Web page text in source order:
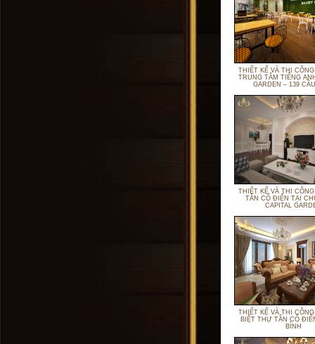
THIẾT KẾ VÀ THI
TRUNG TÂM TIẾNG
GARDEN – 139
THIẾT KẾ VÀ THI
TÂN CỔ ĐIỂN TẠI
CAPITAL
THIẾT KẾ VÀ THI
BIỆT THỰ TÂN CỔ
BÌNH